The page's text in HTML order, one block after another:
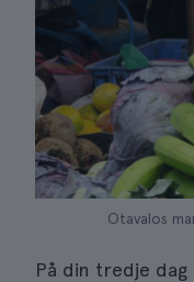
Otavalos
På din tredje